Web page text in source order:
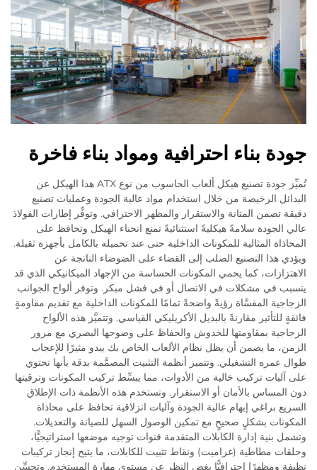
جودة بناء احترافية ومواد بناء فاخرة
تُميِّز جودة تصنيع هيكل ألعاب الحاسوب من نوع ATX هذا الهيكل عن
البدائل الرخيصة من خلال استخدام مواد عالية الجودة وعمليات تصنيع
دقيقة تضمن المتانة والاستقرار والمظهر الاحترافي. وتوفِّر إطارات الفولاذ
عالي الجودة سلامةً هيكليةً استثنائيةً تمنع انحناء الهيكل وتحافظ على
المحاذاة المثالية للمكونات الداخلية حتى عند تحميله بالكامل بأجهزة ثقيلة.
ويؤدي هذا التصنيع الصلب إلى القضاء على الضوضاء الناتجة عن
الاهتزازات، كما يحمي المكونات الحساسة من الإجهاد الميكانيكي الذي قد
يتسبب في مشكلات في الاتصال أو في فشل مبكر. وتوفر ألواح الجوانب
الزجاجية المقسَّاة رؤيةً واضحةً تمامًا للمكونات الداخلية مع تقديم مقاومةٍ
فائقةٍ للتأثير مقارنةً بالبديل الأكريليكي القياسي. وتتميَّز هذه الألواح
الزجاجية بمقاومتها للخدوش والحفاظ على وضوحها البصري مع مرور
الزمن، ما يضمن أن يظل نظام الألعاب الخاص بك يبدو مثيرًا للإعجاب
طوال عمره التشغيلي. وتتميز أنظمة التثبيت المصمَّمة بدقة بأنها تحتوي
على آليات تركيب خالية من الأدوات، مما يبسِّط تركيب المكونات وترقيتها
دون المساس بالأمان أو الاستقرار. وتستخدم هذه الأنظمة ذات الإطلاق
السريع براغي إبهام عالية الجودة وآليات انزلاقية تحافظ على محاذاة
المكونات بشكلٍ صحيحٍ مع تمكين الوصول السهل للصيانة والتعديلات.
وتشمل بنية إدارة الكابلات المتقدمة قنوات توجيه موضعها استراتيجيًّا،
وحلقات مطاطية (غراميت) ونقاط تثبيت للكابلات، ما يتيح إنجاز تركيبات
نظيفة ومظهرًا احترافيًّا بغض النظر عن مستوى مهارة المستخدم. وتحسِّن